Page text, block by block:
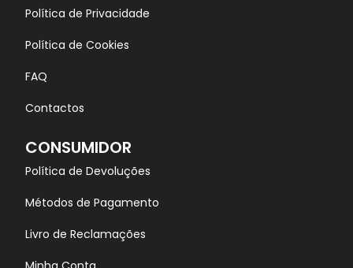
Política de Privacidade
Política de Cookies
FAQ
Contactos
CONSUMIDOR
Política de Devoluções
Métodos de Pagamento
Livro de Reclamações